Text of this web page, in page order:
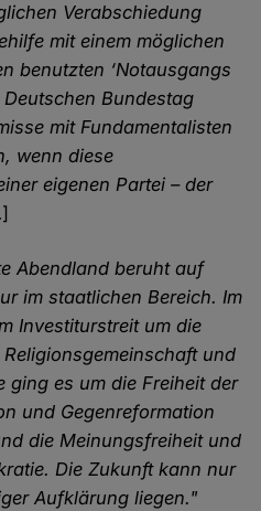
Verabschiedung
mit einem möglichen
benutzten ‘Notausgangs
Bundestag
mit Fundamentalisten
wenn diese
eigenen Partei – der
Abendland beruht auf
im staatlichen Bereich. Im
Investiturstreit um die
und
ging es um die Freiheit der
und Gegenreformation
die Meinungsfreiheit und
Die Zukunft kann nur
Aufklärung liegen."